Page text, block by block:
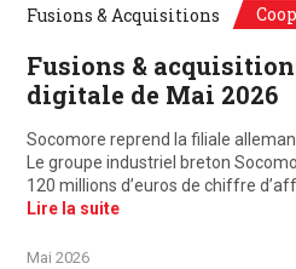
Fusions & Acquisitions
Fusions &
digitale de Mai 2026
Socomore reprend la filiale
Le groupe industriel breton
120 millions d’euros de chiffre
Lire la suite
Mai 2026